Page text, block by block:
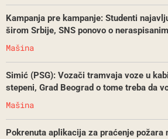
Kampanja pre kampanje: Studenti
širom Srbije, SNS ponovo o
Mašina
Simić (PSG): Vozači tramvaja voze u
stepeni, Grad Beograd o tome treba da
Mašina
Pokrenuta aplikacija za praćenje požara